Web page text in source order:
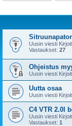
Uusin viesti
Vastaukset: 27
Ohjeistus
Uusin viesti
Uutta osaa
Uusin viesti
C4 VTR 2.0l
Uusin viesti
Vastaukset: 1